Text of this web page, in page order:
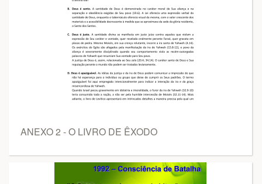
ANEXO 2 - O LIVRO DE ÊXODO